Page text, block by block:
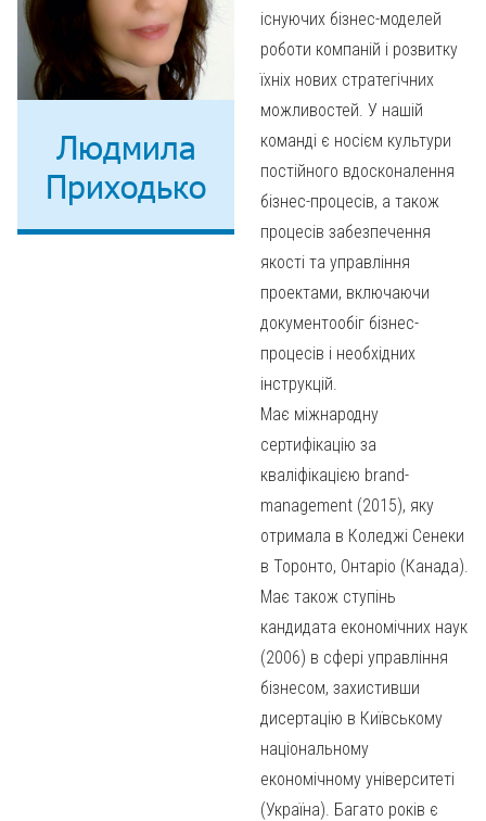
Людмила
Приходько
існуючих бізнес-моделей
роботи компаній і розвитку
їхніх нових стратегічних
можливостей. У нашій
команді є носієм культури
постійного вдосконалення
бізнес-процесів, а також
процесів забезпечення
якості та управління
проектами, включаючи
документообіг бізнес-
процесів і необхідних
інструкцій.
Має міжнародну
сертифікацію за
кваліфікацією brand-
management (2015), яку
отримала в Коледжі Сенеки
в Торонто, Онтаріо (Канада).
Має також ступінь
кандидата економічних наук
(2006) в сфері управління
бізнесом, захистивши
дисертацію в Київському
національному
економічному університеті
(Україна). Багато років є